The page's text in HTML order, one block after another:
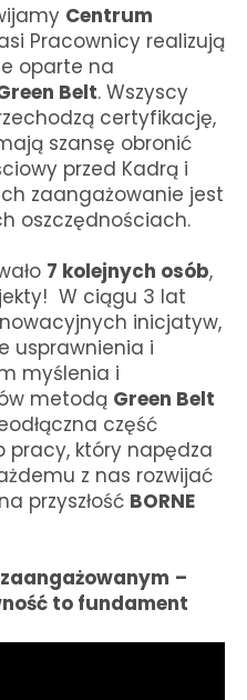
Centrum
Pracownicy realizują
oparte na
Belt. Wszyscy
certyfikację,
szansę obronić
przed Kadrą i
zaangażowanie jest
oszczędnościach.
7 kolejnych osób,
W ciągu 3 lat
inicjatyw,
usprawnienia i
myślenia i
metodą Green Belt
część
pracy, który napędza
z nas rozwijać
przyszłość BORNE
–
to fundament